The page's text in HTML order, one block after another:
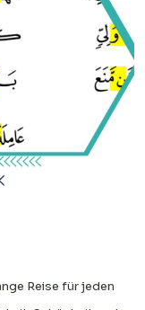
Reise für jeden